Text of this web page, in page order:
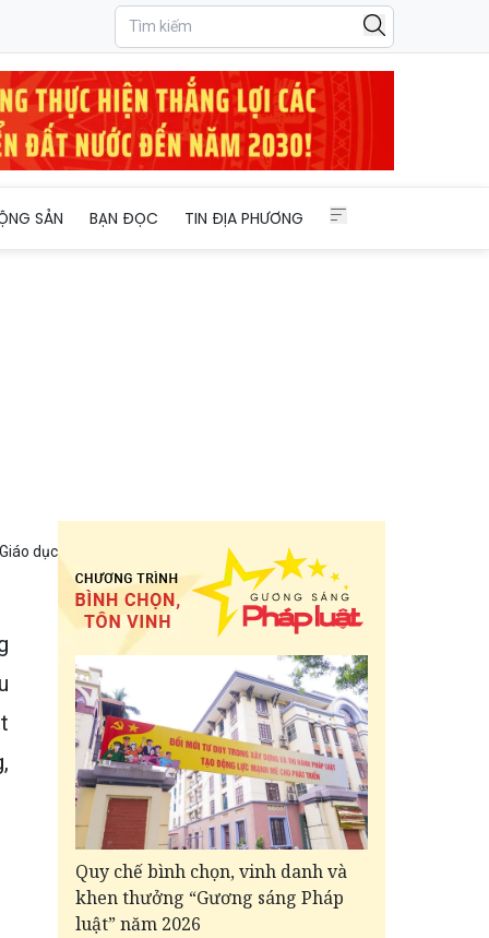
SẢN BẠN ĐỌC TIN ĐỊA PHƯƠNG
dục
Quy chế bình chọn, vinh danh và
khen thưởng “Gương sáng Pháp
luật” năm 2026